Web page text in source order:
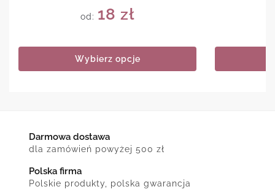
od: 18 zł
Wybierz opcje
Darmowa dostawa
dla zamówień powyżej 500 zł
Polska firma
Polskie produkty, polska gwarancja